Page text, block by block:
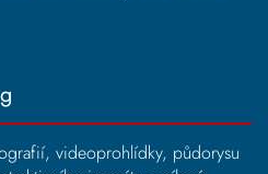
videoprohlídky, půdorysu